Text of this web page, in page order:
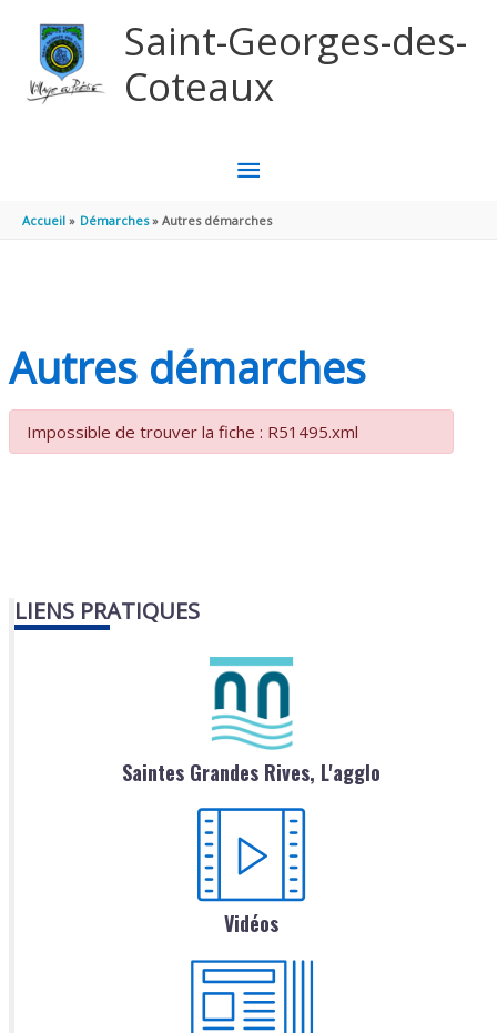
Saint-Georges-des-
Coteaux
MENU
PRINCIPAL
Accueil Démarches Autres démarches
Autres démarches
Impossible de trouver la fiche : R51495.xml
LIENS PRATIQUES
Saintes Grandes Rives, L'agglo
Vidéos